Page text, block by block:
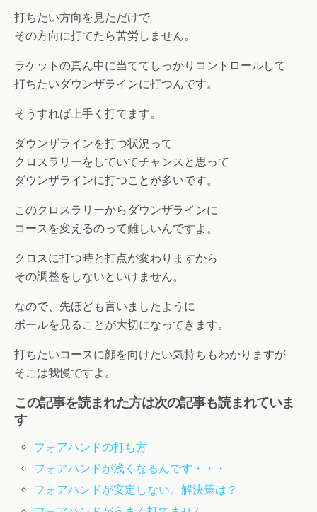
打ちたい方向を見ただけで
その方向に打てたら苦労しません。
ラケットの真ん中に当ててしっかりコントロールして
打ちたいダウンザラインに打つんです。
そうすれば上手く打てます。
ダウンザラインを打つ状況って
クロスラリーをしていてチャンスと思って
ダウンザラインに打つことが多いです。
このクロスラリーからダウンザラインに
コースを変えるのって難しいんですよ。
クロスに打つ時と打点が変わりますから
その調整をしないといけません。
なので、先ほども言いましたように
ボールを見ることが大切になってきます。
打ちたいコースに顔を向けたい気持ちもわかりますが
そこは我慢ですよ。
この記事を読まれた方は次の記事も読まれていま
す
フォアハンドの打ち方
フォアハンドが浅くなるんです・・・
フォアハンドが安定しない。解決策は？